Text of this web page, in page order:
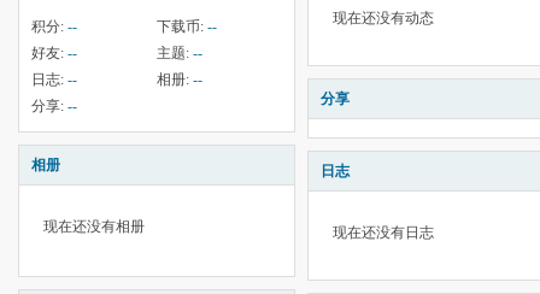
积分: -- 下载币: --
好友: -- 主题: --
日志: -- 相册: --
分享: --
相册
现在还没有相册
现在还没有动态
分享
日志
现在还没有日志